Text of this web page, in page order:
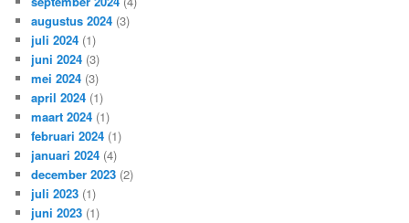
augustus 2024 (3)
juli 2024 (1)
juni 2024 (3)
mei 2024 (3)
april 2024 (1)
maart 2024 (1)
februari 2024 (1)
januari 2024 (4)
december 2023 (2)
juli 2023 (1)
juni 2023 (1)